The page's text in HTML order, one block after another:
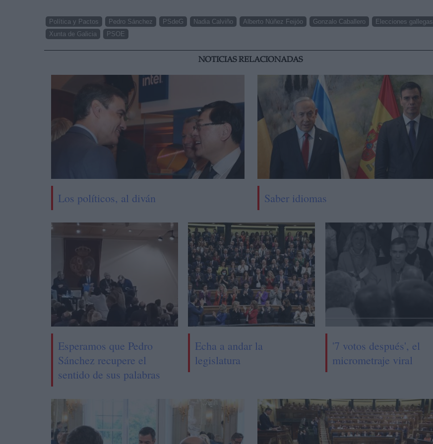
Política y Pactos Pedro Sánchez PSdeG Nadia Calviño Alberto Núñez Feijóo Gonzalo Caballero
Elecciones gallegas
Xunta de Galicia
PSOE
NOTICIAS RELACIONADAS
Los políticos, al diván Saber idiomas
Esperamos que Pedro
Sánchez recupere el
sentido de sus palabras
Echa a andar la
legislatura
'7 votos después', el
micrometraje viral